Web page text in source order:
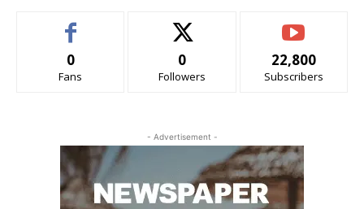
0
Fans
0
Followers
22,800
Subscribers
- Advertisement -